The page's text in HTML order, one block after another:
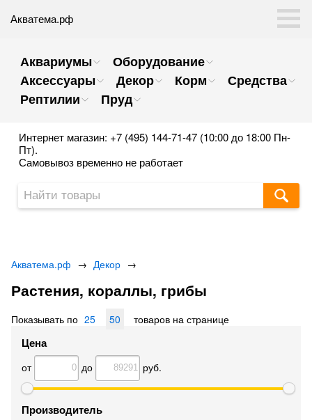
Акватема.рф
Аквариумы
Оборудование
Аксессуары
Декор Корм
Средства
Рептилии
Пруд
Интернет магазин: +7 (495) 144-71-47 (10:00 до 18:00 Пн-
Пт).
Самовывоз временно не работает
Акватема.рф → Декор →
Растения, кораллы, грибы
Показывать по 25 50 товаров на странице
Цена
от до руб.
Производитель